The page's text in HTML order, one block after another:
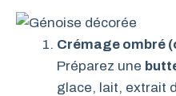
Crémage ombré
Préparez une
glace, lait, extrait